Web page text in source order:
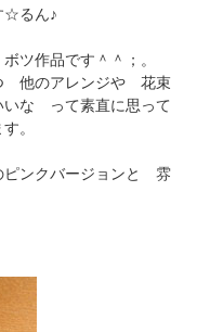
☆るん♪
ツ作品です＾＾；。
他のアレンジや 花束
な って素直に思って
。
ピンクバージョンと 雰